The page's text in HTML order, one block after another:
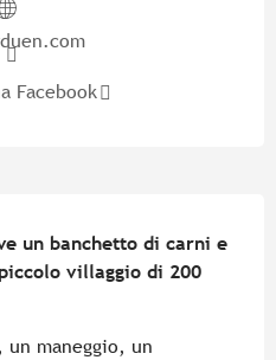
Facebook
un banchetto di carni e
villaggio di 200
maneggio, un